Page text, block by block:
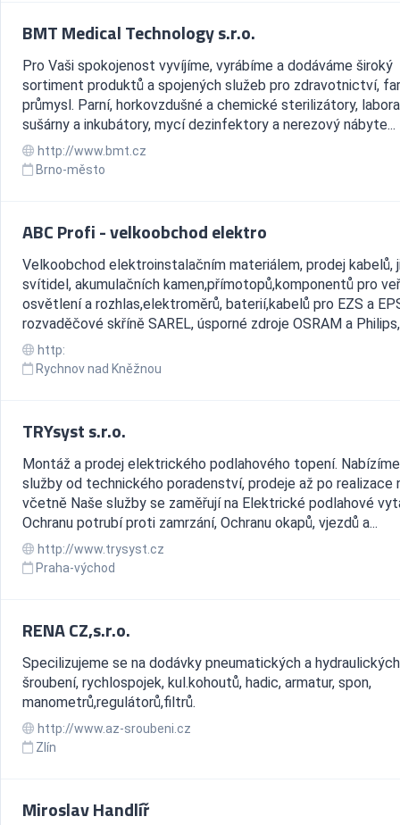
BMT Medical Technology s.r.o.
Pro Vaši spokojenost vyvíjíme, vyrábíme a dodáváme široký
sortiment produktů a spojených služeb pro zdravotnictví,
průmysl. Parní, horkovzdušné a chemické sterilizátory,
sušárny a inkubátory, mycí dezinfektory a nerezový nábyte...
http://www.bmt.cz
Brno-město
ABC Profi - velkoobchod elektro
Velkoobchod elektroinstalačním materiálem, prodej kabelů,
svítidel, akumulačních kamen,přímotopů,komponentů pro
osvětlení a rozhlas,elektroměrů, baterií,kabelů pro EZS a
rozvaděčové skříně SAREL, úsporné zdroje OSRAM a
http:
Rychnov nad Kněžnou
TRYsyst s.r.o.
Montáž a prodej elektrického podlahového topení.
služby od technického poradenství, prodeje až po realizace
včetně Naše služby se zaměřují na Elektrické podlahové
Ochranu potrubí proti zamrzání, Ochranu okapů, vjezdů a...
http://www.trysyst.cz
Praha-východ
RENA CZ,s.r.o.
Specilizujeme se na dodávky pneumatických a hydraulických
šroubení, rychlospojek, kul.kohoutů, hadic, armatur, spon,
manometrů,regulátorů,filtrů.
http://www.az-sroubeni.cz
Zlín
Miroslav Handlíř